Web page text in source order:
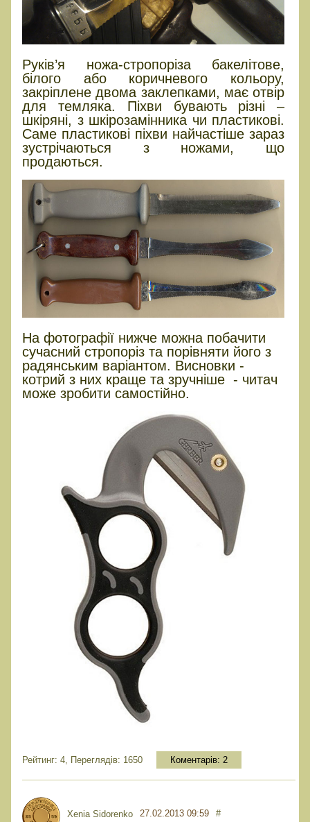
Руків’я ножа-стропоріза бакелітове,
білого або коричневого кольору,
закріплене двома заклепками, має отвір
для темляка. Піхви бувають різні –
шкіряні, з шкірозамінника чи пластикові.
Саме пластикові піхви найчастіше зараз
зустрічаються з ножами, що
продаються.
На фотографії нижче можна побачити
сучасний стропоріз та порівняти його з
радянським варіантом. Висновки -
котрий з них краще та зручніше - читач
може зробити самостійно.
Рейтинг: 4, Переглядів: 1650 Коментарів: 2
Xenia Sidorenko 27.02.2013 09:59 #